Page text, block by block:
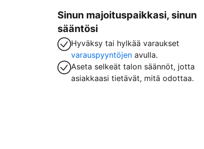
Sinun majoituspaikkasi, sinun
sääntösi
Hyväksy tai hylkää varaukset
varauspyyntöjen avulla.
Aseta selkeät talon säännöt, jotta
asiakkaasi tietävät, mitä odottaa.